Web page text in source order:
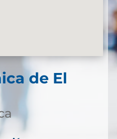
de El